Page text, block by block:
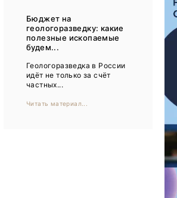
ДП
Рудник 2025
MiningWorld
Уголь
Рудник 2024
В помощь
Уголь
Бюджет на
геологоразведку: какие
полезные ископаемые
будем...
Геологоразведка в России
идёт не только за счёт
частных...
Читать материал...